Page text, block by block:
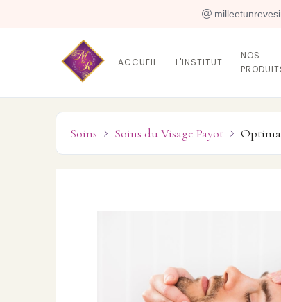

ACCUEIL L'INSTITUT
NOS
Soins  Soins du Visage Payot 